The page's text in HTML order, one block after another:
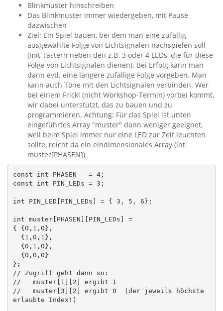
Blinkmuster hinschreiben
Das Blinkmuster immer wiedergeben, mit Pause
dazwischen
Ziel: Ein Spiel bauen, bei dem man eine zufällig
ausgewählte Folge von Lichtsignalen nachspielen soll
(mit Tastern neben den z.B. 3 oder 4 LEDs, die für diese
Folge von Lichtsignalen dienen). Bei Erfolg kann man
dann evtl. eine längere zufällige Folge vorgeben. Man
kann auch Töne mit den Lichtsignalen verbinden. Wer
bei einem Frickl (nicht Workshop-Termin) vorbei kommt,
wir dabei unterstützt, das zu bauen und zu
programmieren. Achtung: Für das Spiel ist unten
eingeführtes Array "muster" dann weniger geeignet,
weil beim Spiel immer nur eine LED zur Zeit leuchten
sollte, reicht da ein eindimensionales Array (int
muster[PHASEN]).
const int PHASEN   = 4;
const int PIN_LEDs = 3;
int PIN_LED[PIN_LEDs] = { 3, 5, 6};
int muster[PHASEN][PIN_LEDs] =
{ {0,1,0},
};
// Zugriff geht dann so:
//   muster[1][2] ergibt 1
//   muster[3][2] ergibt 0  (der jeweils höchste
erlaubte Index!)